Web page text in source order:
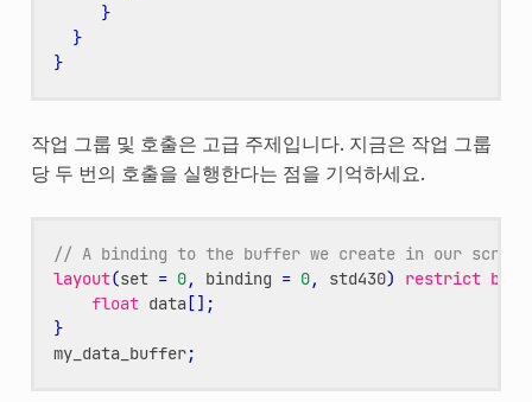
}
}
}
작업 그룹 및 호출은 고급 주제입니다. 지금은 작업 그룹
당 두 번의 호출을 실행한다는 점을 기억하세요.
// A binding to the buffer we create in our script
layout(set = 0, binding = 0, std430) restrict
float data[];
}
my_data_buffer;